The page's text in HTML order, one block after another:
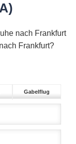
nach Frankfurt
Frankfurt?
Gabelflug